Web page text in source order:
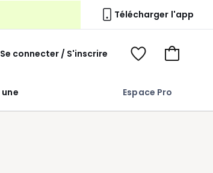
Télécharger l'app
Espace Pro
Se connecter / S'inscrire
Mon
Voir
Voir